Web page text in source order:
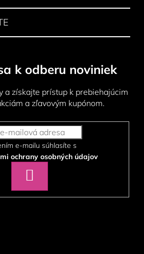
k odberu noviniek
a získajte prístup k prebiehajúcim
a zľavovým kupónom.
ochrany osobných údajov
SA